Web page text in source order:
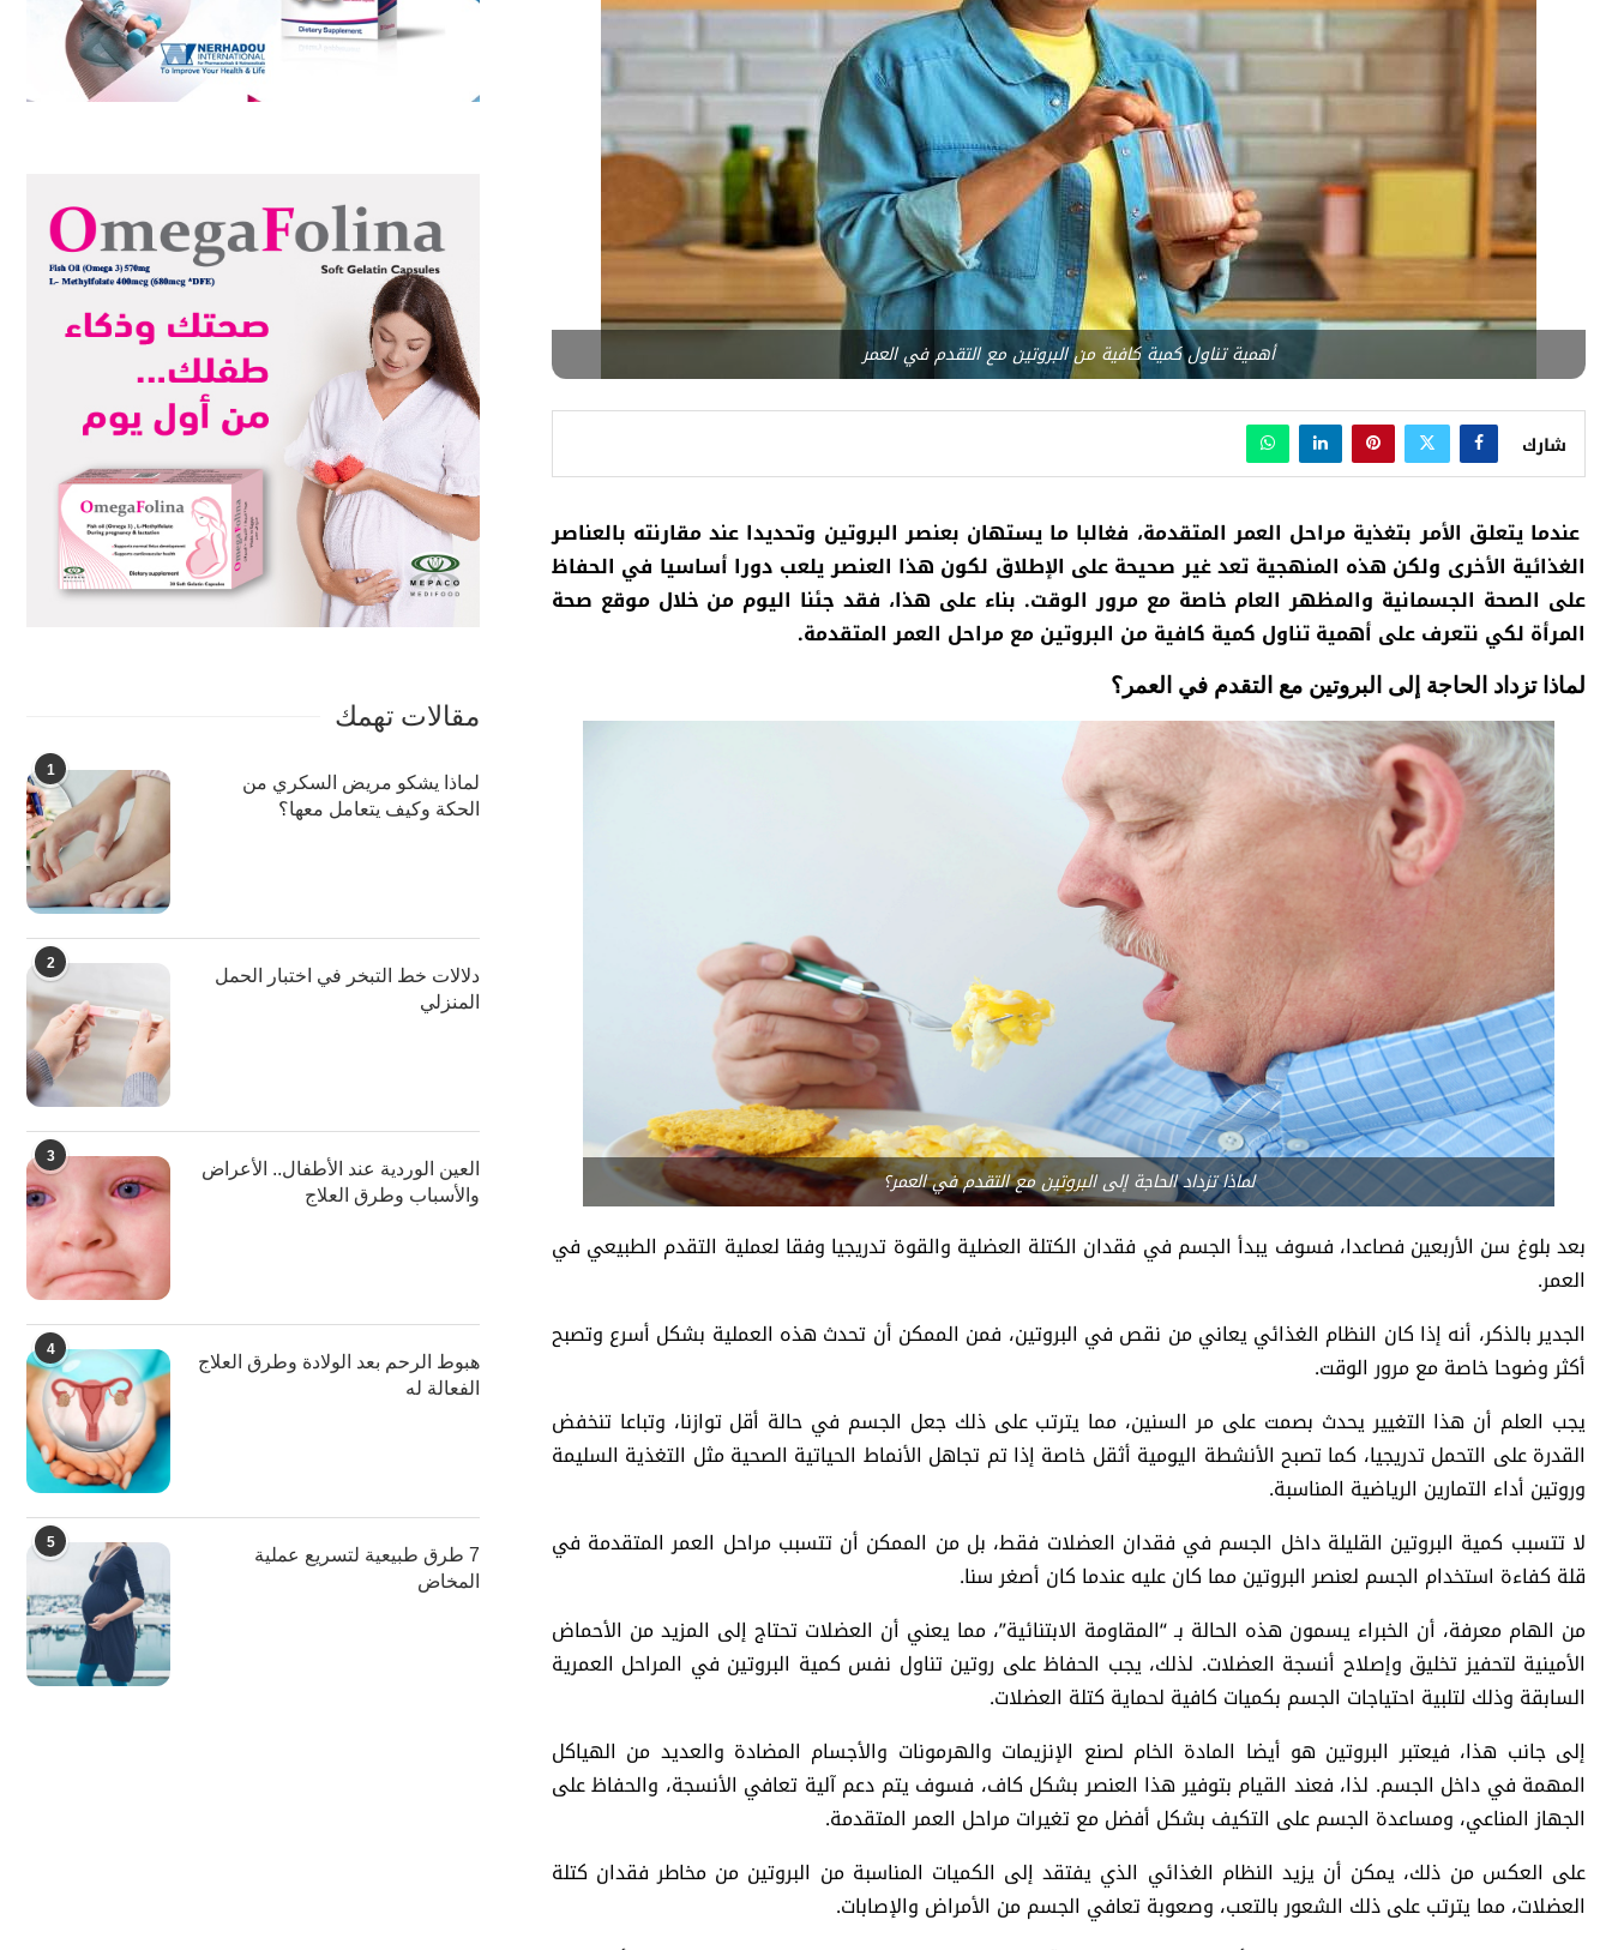
أهمية تناول كمية كافية من البروتين مع التقدم في العمر
شارك
عندما يتعلق الأمر بتغذية مراحل العمر المتقدمة، فغالبا ما يستهان بعنصر البروتين وتحديدا عند مقارنته بالعناصر
الغذائية الأخرى ولكن هذه المنهجية تعد غير صحيحة على الإطلاق لكون هذا العنصر يلعب دورا أساسيا في الحفاظ
على الصحة الجسمانية والمظهر العام خاصة مع مرور الوقت. بناء على هذا، فقد جئنا اليوم من خلال موقع صحة
المرأة لكي نتعرف على أهمية تناول كمية كافية من البروتين مع مراحل العمر المتقدمة.
لماذا تزداد الحاجة إلى البروتين مع التقدم في العمر؟
لماذا تزداد الحاجة إلى البروتين مع التقدم في العمر؟
بعد بلوغ سن الأربعين فصاعدا، فسوف يبدأ الجسم في فقدان الكتلة العضلية والقوة تدريجيا وفقا لعملية التقدم الطبيعي في
العمر.
الجدير بالذكر، أنه إذا كان النظام الغذائي يعاني من نقص في البروتين، فمن الممكن أن تحدث هذه العملية بشكل أسرع وتصبح
أكثر وضوحا خاصة مع مرور الوقت.
يجب العلم أن هذا التغيير يحدث بصمت على مر السنين، مما يترتب على ذلك جعل الجسم في حالة أقل توازنا، وتباعا تنخفض
القدرة على التحمل تدريجيا، كما تصبح الأنشطة اليومية أثقل خاصة إذا تم تجاهل الأنماط الحياتية الصحية مثل التغذية السليمة
وروتين أداء التمارين الرياضية المناسبة.
لا تتسبب كمية البروتين القليلة داخل الجسم في فقدان العضلات فقط، بل من الممكن أن تتسبب مراحل العمر المتقدمة في
قلة كفاءة استخدام الجسم لعنصر البروتين مما كان عليه عندما كان أصغر سنا.
من الهام معرفة، أن الخبراء يسمون هذه الحالة بـ “المقاومة الابتنائية”، مما يعني أن العضلات تحتاج إلى المزيد من الأحماض
الأمينية لتحفيز تخليق وإصلاح أنسجة العضلات. لذلك، يجب الحفاظ على روتين تناول نفس كمية البروتين في المراحل العمرية
السابقة وذلك لتلبية احتياجات الجسم بكميات كافية لحماية كتلة العضلات.
إلى جانب هذا، فيعتبر البروتين هو أيضا المادة الخام لصنع الإنزيمات والهرمونات والأجسام المضادة والعديد من الهياكل
المهمة في داخل الجسم. لذا، فعند القيام بتوفير هذا العنصر بشكل كاف، فسوف يتم دعم آلية تعافي الأنسجة، والحفاظ على
الجهاز المناعي، ومساعدة الجسم على التكيف بشكل أفضل مع تغيرات مراحل العمر المتقدمة.
على العكس من ذلك، يمكن أن يزيد النظام الغذائي الذي يفتقد إلى الكميات المناسبة من البروتين من مخاطر فقدان كتلة
العضلات، مما يترتب على ذلك الشعور بالتعب، وصعوبة تعافي الجسم من الأمراض والإصابات.
مقالات تهمك
1
لماذا يشكو مريض السكري من
الحكة وكيف يتعامل معها؟
2
دلالات خط التبخر في اختبار الحمل
المنزلي
3
العين الوردية عند الأطفال.. الأعراض
والأسباب وطرق العلاج
4
هبوط الرحم بعد الولادة وطرق العلاج
الفعالة له
5
7 طرق طبيعية لتسريع عملية
المخاض